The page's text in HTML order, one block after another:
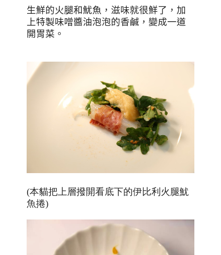
生鮮的火腿和魷魚，滋味就很鮮了，加
上特製味噌醬油泡泡的香鹹，變成一道
開胃菜。
(本貓把上層撥開看底下的伊比利火腿魷
魚捲)